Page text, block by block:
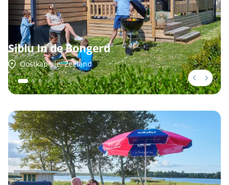
Siblu In de Bongerd
Oostkapelle, Zeeland